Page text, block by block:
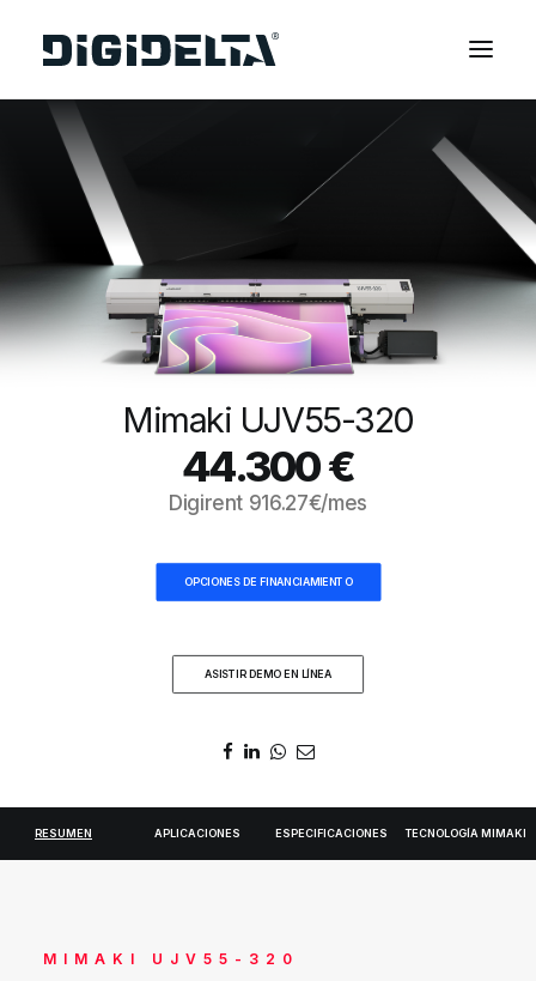
EQUIPOS
APLICACIONES
FINANCIACIÓN
TECNOLOGÍA MIMAKI
CONTACTOS
SOBRE NOSOTROS
MARCAS
DIGIDELTA ACADEMY
Mimaki UJV55-320
44.300€
Digirent 916.27€/mes
OPCIONES DE FINANCIAMIENTO
ASISTIR DEMO EN LÍNEA
RESUMEN APLICACIONES ESPECIFICACIONES TECNOLOGÍA MIMAKI
MIMAKI UJV55-320